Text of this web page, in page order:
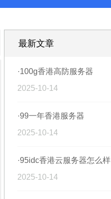
最新文章
·100g香港高防服务器
2025-10-14
·99一年香港服务器
2025-10-14
·95idc香港云服务器怎么样
2025-10-14